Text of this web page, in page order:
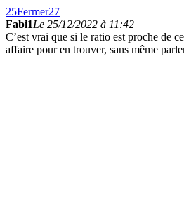
25Fermer27
Fabi1Le 25/12/2022 à 11:42
C’est vrai que si le ratio est proche de
affaire pour en trouver, sans même